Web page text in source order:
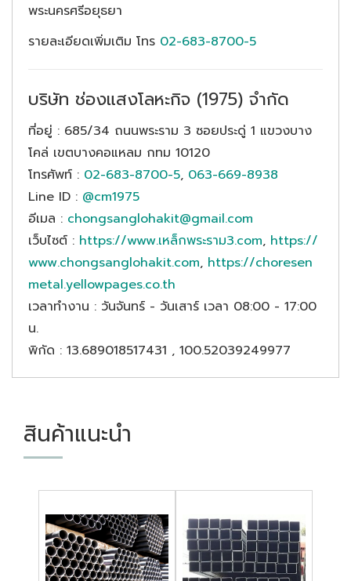
พระนครศรีอยุธยา
รายละเอียดเพิ่มเติม โทร 02-683-8700-5
บริษัท ช่องแสงโลหะกิจ (1975) จำกัด
ที่อยู่ : 685/34 ถนนพระราม 3 ซอยประดู่ 1 แขวงบาง
โคล่ เขตบางคอแหลม กทม 10120
โทรศัพท์ : 02-683-8700-5, 063-669-8938
Line ID : @cm1975
อีเมล : chongsanglohakit@gmail.com
เว็บไซต์ : https://www.เหล็กพระราม3.com, https://
www.chongsanglohakit.com, https://choresen
metal.yellowpages.co.th
เวลาทำงาน : วันจันทร์ - วันเสาร์ เวลา 08:00 - 17:00
น.
พิกัด : 13.689018517431 , 100.52039249977
สินค้าแนะนำ